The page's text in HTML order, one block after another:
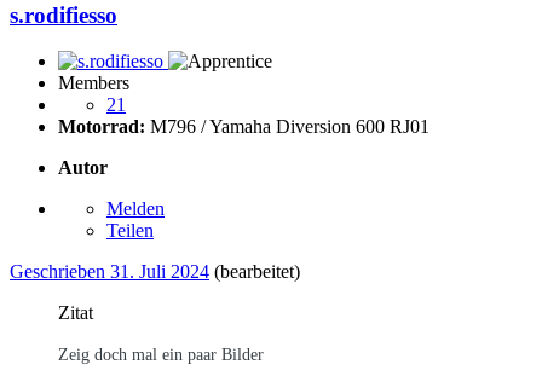
s.rodifiesso
Members
21
Motorrad: M796 / Yamaha Diversion 600 RJ01
Autor
Melden
Teilen
Geschrieben 31. Juli 2024 (bearbeitet)
Zitat
Zeig doch mal ein paar Bilder